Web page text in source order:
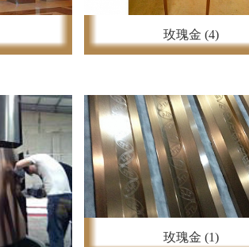
玫瑰金 (4)
玫瑰金 (1)